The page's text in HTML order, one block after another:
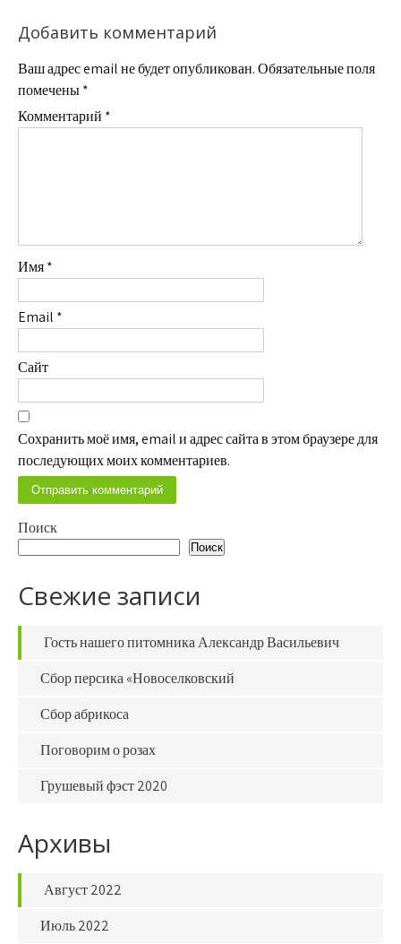
Добавить комментарий
Ваш адрес email не будет опубликован.Обязательные поля
помечены*
Комментарий *
Имя*
Email *
Сайт
Сохранить моё имя, email и адрес сайта в этом браузере для
последующих моих комментариев.
Поиск
Поиск
Свежие записи
Гость нашего питомника Александр Васильевич
Сбор персика «Новоселковский
Сбор абрикоса
Поговорим о розах
Грушевый фэст 2020
Архивы
Август 2022
Июль 2022